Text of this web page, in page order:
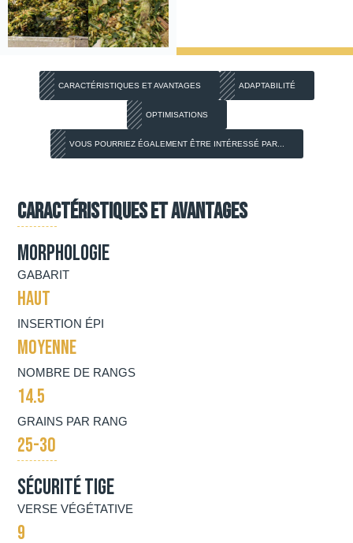
CARACTÉRISTIQUES ET AVANTAGES ADAPTABILITÉ
OPTIMISATIONS
VOUS POURRIEZ ÉGALEMENT ÊTRE INTÉRESSÉ PAR...
Caractéristiques et avantages
Morphologie
GABARIT
HAUT
INSERTION ÉPI
MOYENNE
NOMBRE DE RANGS
14.5
GRAINS PAR RANG
25-30
Sécurité tige
VERSE VÉGÉTATIVE
9